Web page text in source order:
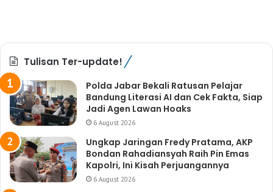
Tulisan Ter-update!
Polda Jabar Bekali Ratusan Pelajar
Bandung Literasi AI dan Cek Fakta, Siap
Jadi Agen Lawan Hoaks
6 August 2026
Ungkap Jaringan Fredy Pratama, AKP
Bondan Rahadiansyah Raih Pin Emas
Kapolri, Ini Kisah Perjuangannya
6 August 2026